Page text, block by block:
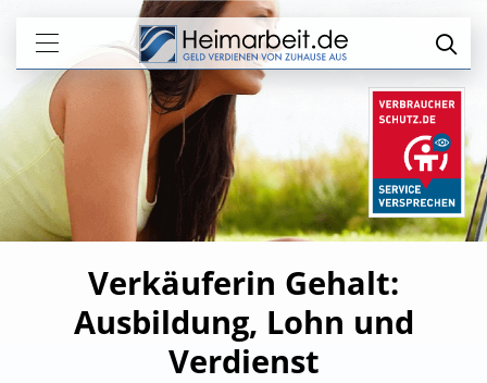
Verkäuferin Gehalt:
Ausbildung, Lohn und
Verdienst